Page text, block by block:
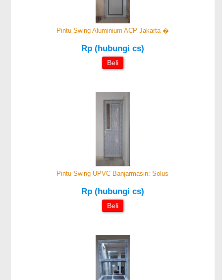
Pintu Swing Aluminium ACP Jakarta �
Rp (hubungi cs)
Beli
Pintu Swing UPVC Banjarmasin: Solus
Rp (hubungi cs)
Beli